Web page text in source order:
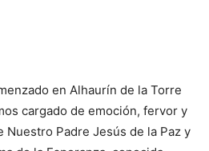
en Alhaurín de la Torre
cargado de emoción, fervor y
Nuestro Padre Jesús de la Paz y